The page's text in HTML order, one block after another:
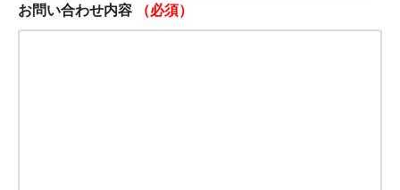
お問い合わせ内容 （必須）